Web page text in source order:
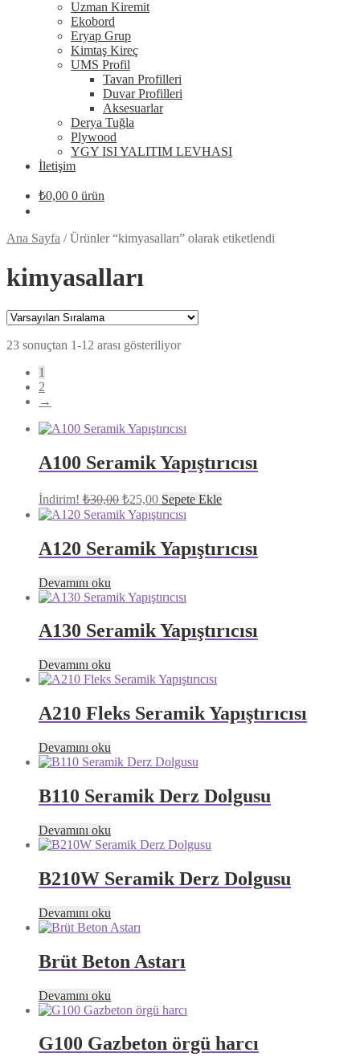
Uzman Kiremit
Ekobord
Eryap Grup
Kimtaş Kireç
UMS Profil
Tavan Profilleri
Duvar Profilleri
Aksesuarlar
Derya Tuğla
Plywood
YGY ISI YALITIM LEVHASI
İletişim
₺0,00 0 ürün
Ana Sayfa /Ürünler “kimyasalları” olarak etiketlendi
kimyasalları
23 sonuçtan 1-12 arası gösteriliyor
1
2
→
A100 Seramik Yapıştırıcısı
İndirim! ₺30,00 Orijinal
fiyat:
₺25,00Şu
andaki
fiyat:
₺25,00.
Sepete Ekle
A120 Seramik Yapıştırıcısı
Devamını oku
A130 Seramik Yapıştırıcısı
Devamını oku
A210 Fleks Seramik Yapıştırıcısı
Devamını oku
B110 Seramik Derz Dolgusu
Devamını oku
B210W Seramik Derz Dolgusu
Devamını oku
Brüt Beton Astarı
Devamını oku
G100 Gazbeton örgü harcı